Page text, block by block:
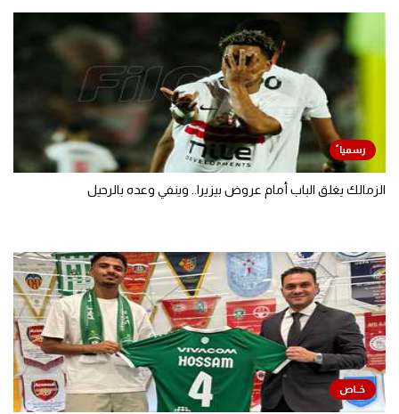
الزمالك يغلق الباب أمام عروض بيزيرا.. وينفي وعده بالرحيل